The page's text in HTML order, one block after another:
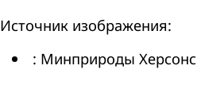
Источник изображения:
: Минприроды